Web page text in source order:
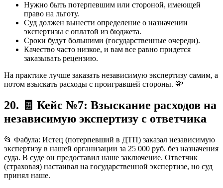
Нужно быть потерпевшим или стороной, имеющей
право на льготу.
Суд должен вынести определение о назначении
экспертизы с оплатой из бюджета.
Сроки будут большими (государственные очереди).
Качество часто низкое, и вам все равно придется
заказывать рецензию.
На практике лучше заказать независимую экспертизу самим, а
потом взыскать расходы с проигравшей стороны. 💸
20. 🧾 Кейс №7: Взыскание расходов на
независимую экспертизу с ответчика
📂 Фабула: Истец (потерпевший в ДТП) заказал независимую
экспертизу в нашей организации за 25 000 руб. без назначения
суда. В суде он предоставил наше заключение. Ответчик
(страховая) настаивал на государственной экспертизе, но суд
принял наше.